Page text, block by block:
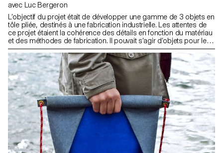
avec Luc Bergeron
L’objectif du projet était de développer une gamme de 3 objets en
tôle pliée, destinés à une fabrication industrielle. Les attentes de
ce projet étaient la cohérence des détails en fonction du matériau
et des méthodes de fabrication. Il pouvait s’agir d’objets pour le
bureau, pour le jardin, pour la cuisine, pour l’atelier, etc.